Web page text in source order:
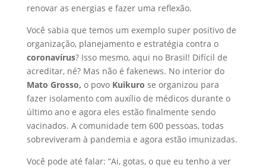
renovar as energias e fazer uma reflexão.
Você sabia que temos um exemplo super positivo de
organização, planejamento e estratégia contra o
coronavírus? Isso mesmo, aqui no Brasil! Difícil de
acreditar, né? Mas não é fakenews. No interior do
Mato Grosso, o povo Kuikuro se organizou para
fazer isolamento com auxílio de médicos durante o
último ano e agora eles estão finalmente sendo
vacinados. A comunidade tem 600 pessoas, todas
sobreviveram à pandemia e agora estão imunizadas.
Você pode até falar: “Ai, gotas, o que eu tenho a ver